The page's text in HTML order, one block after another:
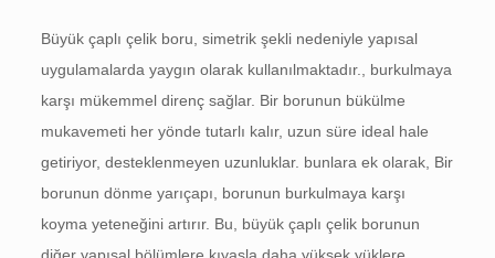
Büyük çaplı çelik boru, simetrik şekli nedeniyle yapısal
uygulamalarda yaygın olarak kullanılmaktadır., burkulmaya
karşı mükemmel direnç sağlar. Bir borunun bükülme
mukavemeti her yönde tutarlı kalır, uzun süre ideal hale
getiriyor, desteklenmeyen uzunluklar. bunlara ek olarak, Bir
borunun dönme yarıçapı, borunun burkulmaya karşı
koyma yeteneğini artırır. Bu, büyük çaplı çelik borunun